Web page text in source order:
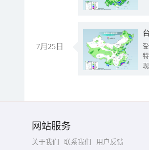
7月25日
网站服务
关于我们 联系我们
用户反馈